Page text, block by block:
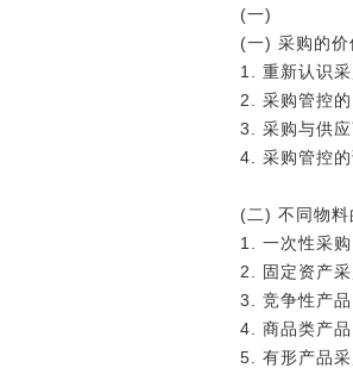
(一)
(一) 采购的价
1. 重新认识
2. 采购管控
3. 采购与供
4. 采购管控
(二) 不同物料
1. 一次性采
2. 固定资产
3. 竞争性产
4. 商品类产
5. 有形产品